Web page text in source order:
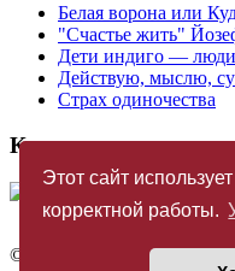
Этот сайт
корректной работы.
Белая ворoна или
"Счастье жить"
Дети индиго — люди
Действую, мыслю,
Страх одиночества
Купить журнал
© Издательство «Новый